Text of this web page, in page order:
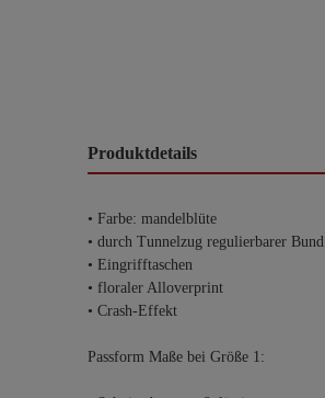
Produktdetails
• Farbe: mandelblüte
• durch Tunnelzug regulierbarer Bund
• Eingrifftaschen
• floraler Alloverprint
• Crash-Effekt
Passform Maße bei Größe 1: